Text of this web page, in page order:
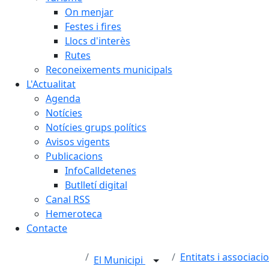
On menjar
Festes i fires
Llocs d'interès
Rutes
Reconeixements municipals
L'Actualitat
Agenda
Notícies
Notícies grups polítics
Avisos vigents
Publicacions
InfoCalldetenes
Butlletí digital
Canal RSS
Hemeroteca
Contacte
El Municipi Entitats i